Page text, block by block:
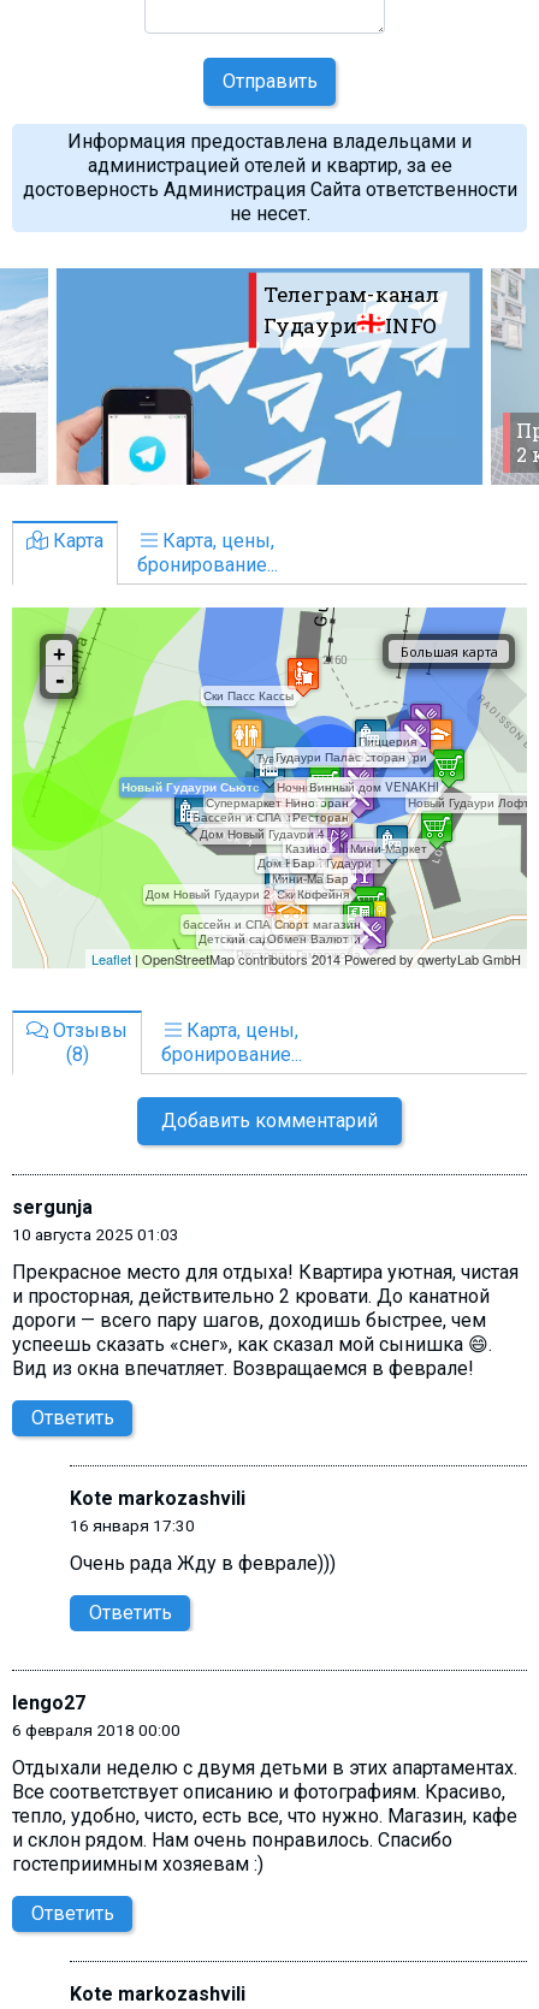
Отправить
Информация предоставлена владельцами и
администрацией отелей и квартир, за ее
достоверность Администрация Сайта ответственности
не несет.
Телеграм-канал
Гудаури
INFO
2
Карта
Карта, цены,
бронирование...
Отзывы
(8)
Карта, цены,
бронирование...
Добавить комментарий
sergunja
10 августа 2025 01:03
Прекрасное место для отдыха! Квартира уютная, чистая
и просторная, действительно 2 кровати. До канатной
дороги — всего пару шагов, доходишь быстрее, чем
успеешь сказать «снег», как сказал мой сынишка 😄.
Вид из окна впечатляет. Возвращаемся в феврале!
Ответить
Kote markozashvili
16 января 17:30
Очень рада Жду в феврале)))
Ответить
lengo27
6 февраля 2018 00:00
Отдыхали неделю с двумя детьми в этих апартаментах.
Все соответствует описанию и фотографиям. Красиво,
тепло, удобно, чисто, есть все, что нужно. Магазин, кафе
и склон рядом. Нам очень понравилось. Спасибо
гостеприимным хозяевам :)
Ответить
Kote markozashvili